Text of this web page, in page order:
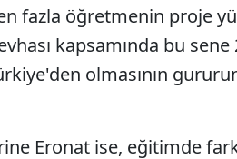
fazla öğretmenin proje
kapsamında bu sene
olmasının
Eronat ise, eğitimde